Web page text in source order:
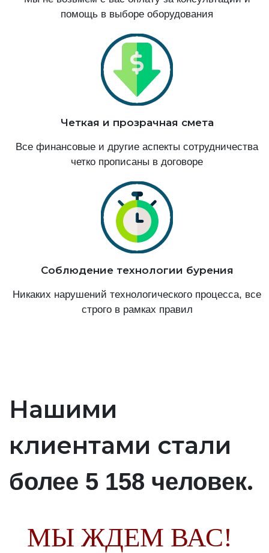
помощь в выборе оборудования
Четкая и прозрачная смета
Все финансовые и другие аспекты сотрудничества
четко прописаны в договоре
Соблюдение технологии бурения
Никаких нарушений технологического процесса, все
строго в рамках правил
Нашими
клиентами стали
более 5 158 человек.
МЫ ЖДЕМ ВАС!